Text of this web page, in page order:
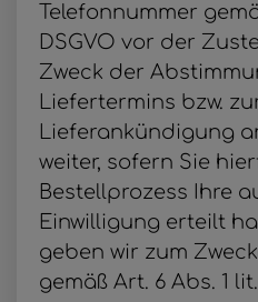
Telefonnummer
DSGVO vor der
Zweck der
Liefertermins bzw.
Lieferankündigung
weiter, sofern Sie
Bestellprozess Ihre
Einwilligung erteilt
geben wir zum
gemäß Art. 6 Abs. 1